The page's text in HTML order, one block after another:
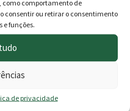
como comportamento de
consentir ou retirar o consentimento
e funções.
de privacidade
€
era:
32.00 €.
é: